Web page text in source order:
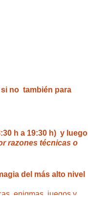
si no también para
h a 19:30 h) y luego
razones técnicas o
del más alto nivel
enigmas, juegos y